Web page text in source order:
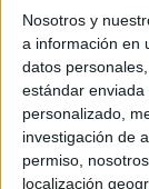
Nosotros y
a información en
datos
estándar
personalizado,
investigación de
permiso,
localización